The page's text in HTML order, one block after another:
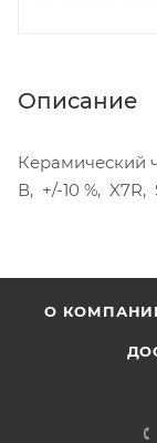
Описание
Керамический
В, +/-10 %, X7R,
О